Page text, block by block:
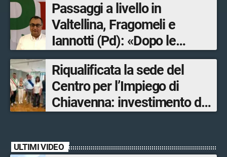
Passaggi a livello in
Valtellina, Fragomeli e
Iannotti (Pd): «Dopo le
Olimpiadi solo un terzo delle
opere sostitutive sarà
ultimato entro il 2026»
Riqualificata la sede del
Centro per l’Impiego di
Chiavenna: investimento da
ULTIMI VIDEO